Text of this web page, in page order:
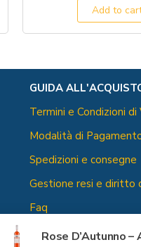
Add to
GUIDA
Termini e Condizioni di
Modalità di
Spedizioni e consegne
Gestione resi e diritto
Faq
Rose D’Autunno